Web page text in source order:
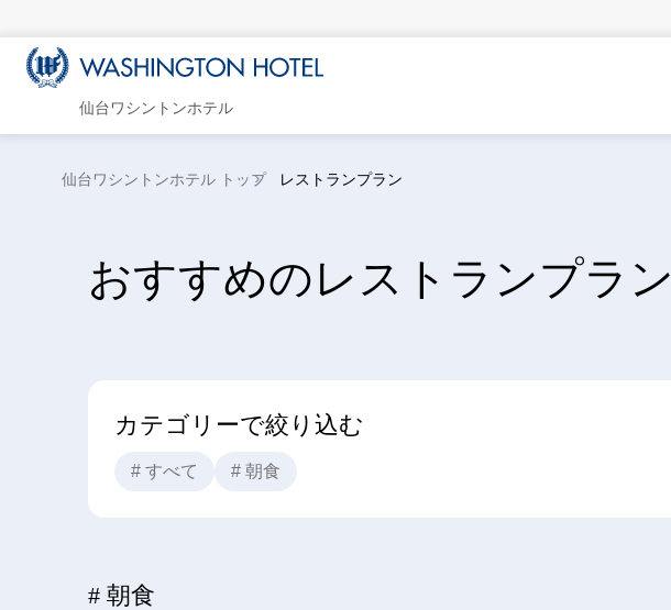
仙台ワシントンホテル
仙台ワシントンホテル トップ レストランプラン
おすすめのレストランプラン
カテゴリーで絞り込む
# すべて # 朝食
# 朝食